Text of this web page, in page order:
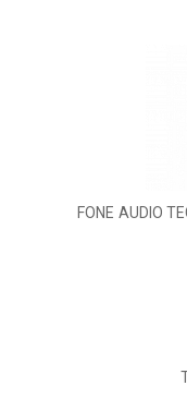
FONE AUDIO